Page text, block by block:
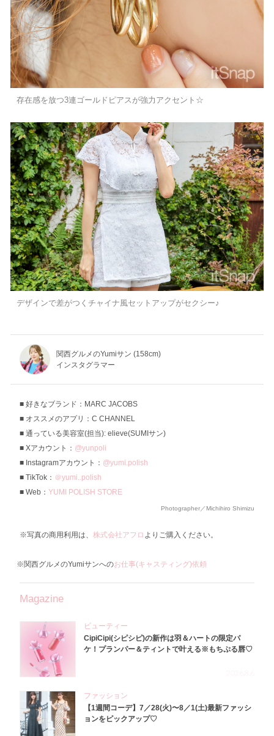
存在感を放つ3連ゴールドピアスが強力アクセント☆
デザインで差がつくチャイナ風セットアップがセクシー♪
関西グルメのYumiサン (158cm)
インスタグラマー
好きなブランド：MARC JACOBS
オススメのアプリ：C CHANNEL
通っている美容室(担当): elieve(SUMIサン)
Xアカウント： @yunpoli
Instagramアカウント： @yumi.polish
TikTok： ＠yumi..polish
Web： YUMI POLISH STORE
Photographer／Michihiro Shimizu
※写真の商用利用は、 株式会社アフロ よりご購入ください。
※関西グルメのYumiサンへのお仕事(キャスティング)依頼
Magazine
ビューティー
CipiCipi(シピシピ)の新作は羽＆ハートの限定パ
ケ！プランパー＆ティントで叶える※もちぷる唇♡
ファッション
【1週間コーデ】7／28(火)〜8／1(土)最新ファッシ
ョンをピックアップ♡